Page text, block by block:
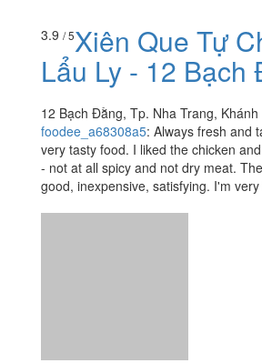
3.9 / 5Xiên Que Tự
Lẩu Ly - 12 Bạch
12 Bạch Đằng, Tp. Nha Trang, Khánh
foodee_a68308a5: Always fresh and
very tasty food. I liked the chicken
- not at all spicy and not dry meat.
good, inexpensive, satisfying. I'm